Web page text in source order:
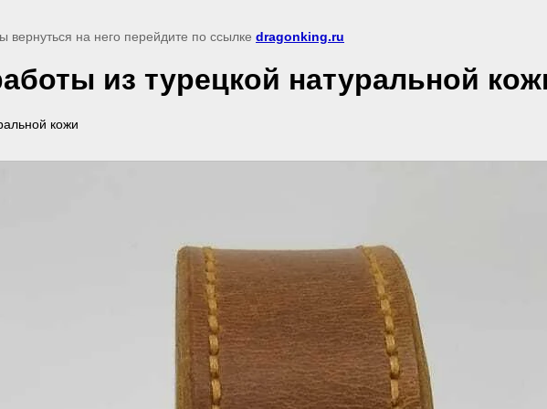
вернуться на него перейдите по ссылке dragonking.ru
из турецкой натуральной
кожи